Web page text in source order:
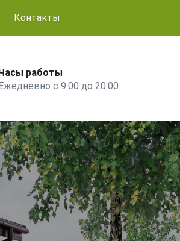
Контакты
работы
с 9:00 до 20:00